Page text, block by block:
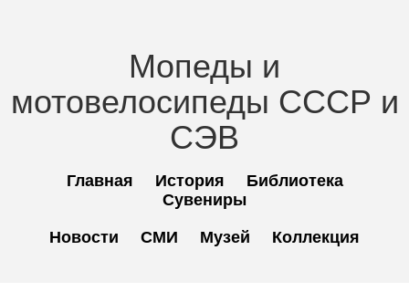
Мопеды и
мотовелосипеды СССР и
СЭВ
Главная История
Библиотека
Сувениры
Новости
СМИ Музей Коллекция